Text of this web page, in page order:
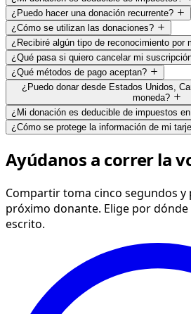
¿Puedo hacer una donación recurrente?
¿Cómo se utilizan las donaciones?
¿Recibiré algún tipo de reconocimiento por
¿Qué pasa si quiero cancelar mi
¿Qué métodos de pago aceptan?
¿Puedo donar desde Estados Unidos,
moneda?
¿Mi donación es deducible de impuestos
¿Cómo se protege la información de mi
Ayúdanos a correr la
Compartir toma cinco segundos y
próximo donante. Elige por dónde
escrito.